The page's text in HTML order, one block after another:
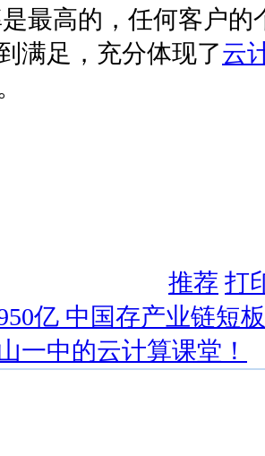
最高的，任何客户的
满足，充分体现了云
推荐 打
亿 中国存产业链短板
一中的云计算课堂！